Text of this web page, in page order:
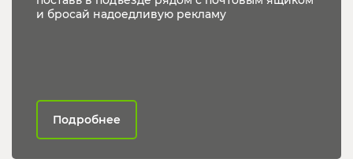
и бросай надоедливую рекламу
Подробнее